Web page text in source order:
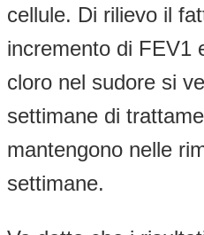
cellule. Di rilievo il
incremento di FEV1
cloro nel sudore si
settimane di
mantengono nelle
settimane.